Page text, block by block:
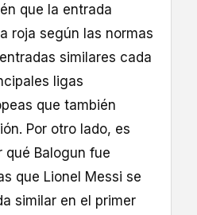
que la entrada
roja según las normas
similares cada
ligas
que también
Por otro lado, es
qué Balogun fue
que Lionel Messi se
similar en el primer